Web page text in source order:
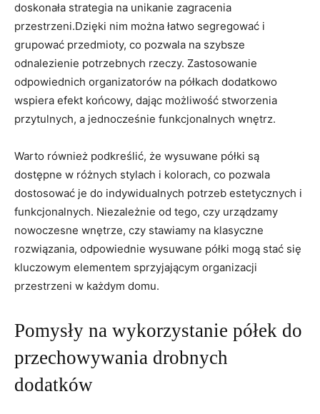
doskonała strategia na unikanie zagracenia
przestrzeni.Dzięki nim można​ łatwo segregować ⁣i
grupować przedmioty, ‍co‍ pozwala na szybsze
odnalezienie potrzebnych rzeczy. Zastosowanie
odpowiednich organizatorów ⁣na⁤ półkach dodatkowo
wspiera efekt końcowy, dając możliwość ⁣stworzenia⁢
przytulnych, a jednocześnie funkcjonalnych wnętrz.
Warto⁢ również podkreślić, że wysuwane półki są
dostępne w⁢ różnych‍ stylach i ⁤kolorach, co ⁣pozwala
dostosować je do indywidualnych potrzeb estetycznych ​i
funkcjonalnych.⁢ Niezależnie‌ od⁢ tego,⁢ czy urządzamy
nowoczesne ‍wnętrze, ‌czy stawiamy na ‍klasyczne⁣
rozwiązania, ​odpowiednie wysuwane półki mogą stać‍ się
‌kluczowym elementem sprzyjającym organizacji
przestrzeni w ⁤każdym domu.
Pomysły na wykorzystanie półek do
⁤przechowywania drobnych
dodatków